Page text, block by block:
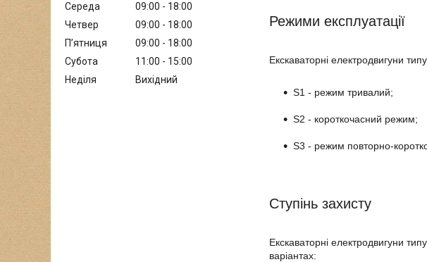
Режими експлуатації
Екскаваторні електродвигуни
S1 - режим тривалий;
S2 - короткочасний режим;
S3 - режим повторно-
Ступінь захисту
Екскаваторні електродвигуни
варіантах:
Середа
09:00
18:00
Четвер
09:00
18:00
Пʼятниця
09:00
18:00
Субота
11:00
15:00
Неділя
Вихідний